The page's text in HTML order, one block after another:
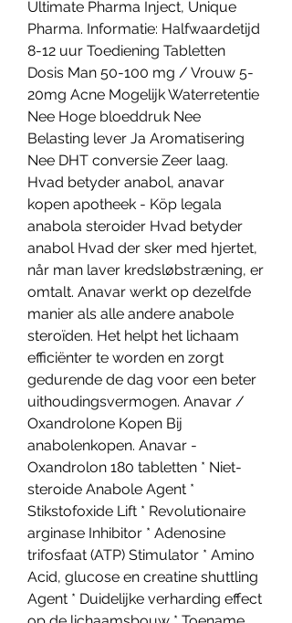
Ultimate Pharma Inject, Unique
Pharma. Informatie: Halfwaardetijd
8-12 uur Toediening Tabletten
Dosis Man 50-100 mg / Vrouw 5-
20mg Acne Mogelijk Waterretentie
Nee Hoge bloeddruk Nee
Belasting lever Ja Aromatisering
Nee DHT conversie Zeer laag.
Hvad betyder anabol, anavar
kopen apotheek - Köp legala
anabola steroider Hvad betyder
anabol Hvad der sker med hjertet,
når man laver kredsløbstræning, er
omtalt. Anavar werkt op dezelfde
manier als alle andere anabole
steroïden. Het helpt het lichaam
efficiënter te worden en zorgt
gedurende de dag voor een beter
uithoudingsvermogen. Anavar /
Oxandrolone Kopen Bij
anabolenkopen. Anavar -
Oxandrolon 180 tabletten * Niet-
steroide Anabole Agent *
Stikstofoxide Lift * Revolutionaire
arginase Inhibitor * Adenosine
trifosfaat (ATP) Stimulator * Amino
Acid, glucose en creatine shuttling
Agent * Duidelijke verharding effect